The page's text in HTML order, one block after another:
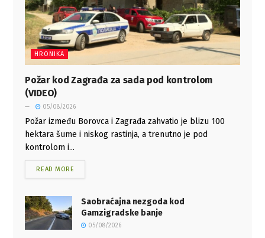
HRONIKA
Požar kod Zagrađa za sada pod kontrolom
(VIDEO)
05/08/2026
Požar između Borovca i Zagrađa zahvatio je blizu 100
hektara šume i niskog rastinja, a trenutno je pod
kontrolom i...
READ MORE
Saobraćajna nezgoda kod
Gamzigradske banje
05/08/2026